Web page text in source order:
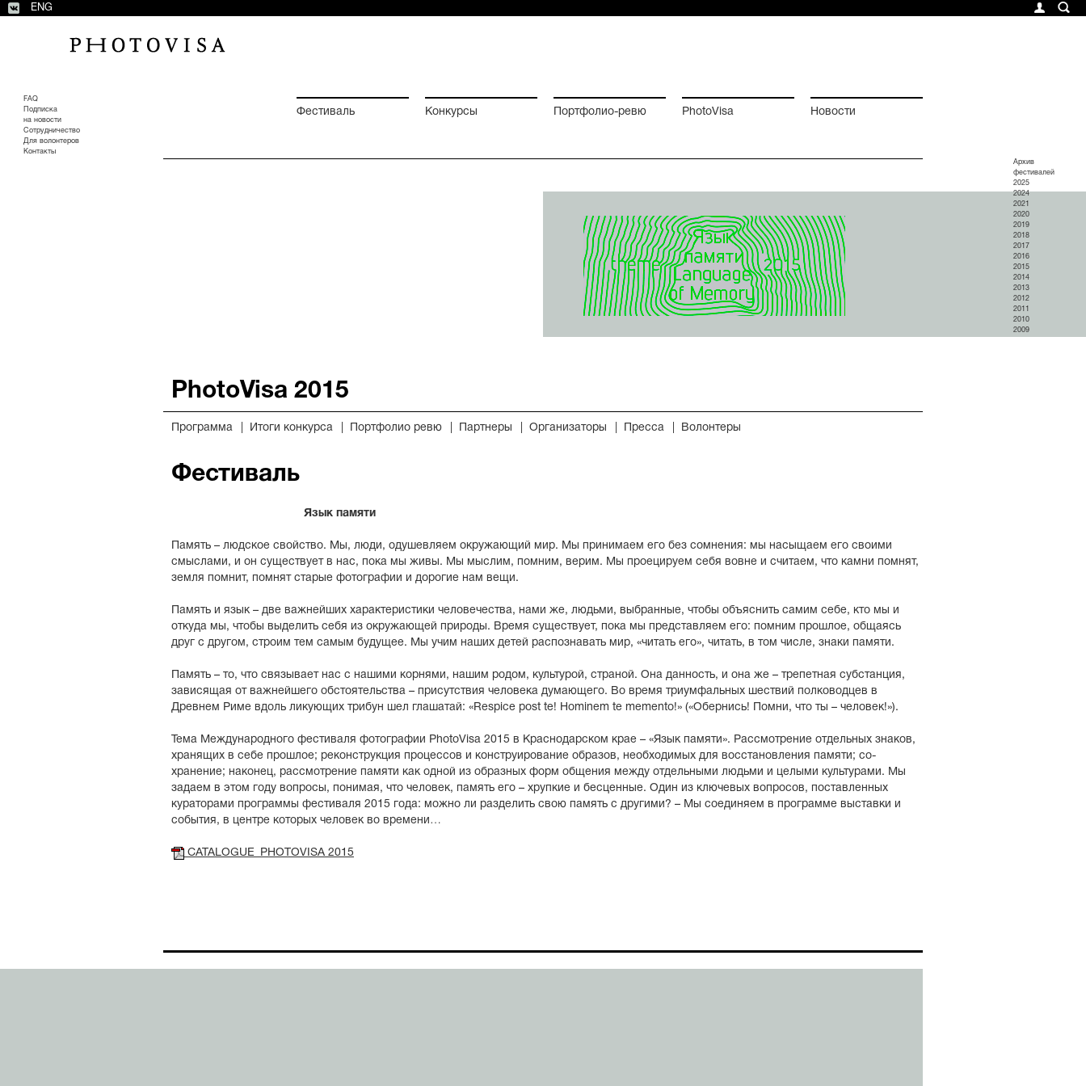
ENG
Фестиваль Конкурсы Портфолио-ревю PhotoVisa Новости
FAQ
Подписка
на новости
Сотрудничество
Для волонтеров
Контакты
Архив
фестивалей
2025
2024
2021
2020
2019
2018
2017
2016
2015
2014
2013
2012
2011
2010
2009
PhotoVisa 2015
Программа Итоги конкурса Портфолио ревю Партнеры Организаторы Пресса Волонтеры
Фестиваль
Язык памяти
Память – людское свойство. Мы, люди, одушевляем окружающий мир. Мы принимаем его без сомнения: мы насыщаем его своими
смыслами, и он существует в нас, пока мы живы. Мы мыслим, помним, верим. Мы проецируем себя вовне и считаем, что камни помнят,
земля помнит, помнят старые фотографии и дорогие нам вещи.
Память и язык – две важнейших характеристики человечества, нами же, людьми, выбранные, чтобы объяснить самим себе, кто мы и
откуда мы, чтобы выделить себя из окружающей природы. Время существует, пока мы представляем его: помним прошлое, общаясь
друг с другом, строим тем самым будущее. Мы учим наших детей распознавать мир, «читать его», читать, в том числе, знаки памяти.
Память – то, что связывает нас с нашими корнями, нашим родом, культурой, страной. Она данность, и она же – трепетная субстанция,
зависящая от важнейшего обстоятельства – присутствия человека думающего. Во время триумфальных шествий полководцев в
Древнем Риме вдоль ликующих трибун шел глашатай: «Respice post te! Hominem te memento!» («Обернись! Помни, что ты – человек!»).
Тема Международного фестиваля фотографии PhotoVisa 2015 в Краснодарском крае – «Язык памяти». Рассмотрение отдельных знаков,
хранящих в себе прошлое; реконструкция процессов и конструирование образов, необходимых для восстановления памяти; со-
хранение; наконец, рассмотрение памяти как одной из образных форм общения между отдельными людьми и целыми культурами. Мы
задаем в этом году вопросы, понимая, что человек, память его – хрупкие и бесценные. Один из ключевых вопросов, поставленных
кураторами программы фестиваля 2015 года: можно ли разделить свою память с другими? – Мы соединяем в программе выставки и
события, в центре которых человек во времени…
CATALOGUE_PHOTOVISA 2015